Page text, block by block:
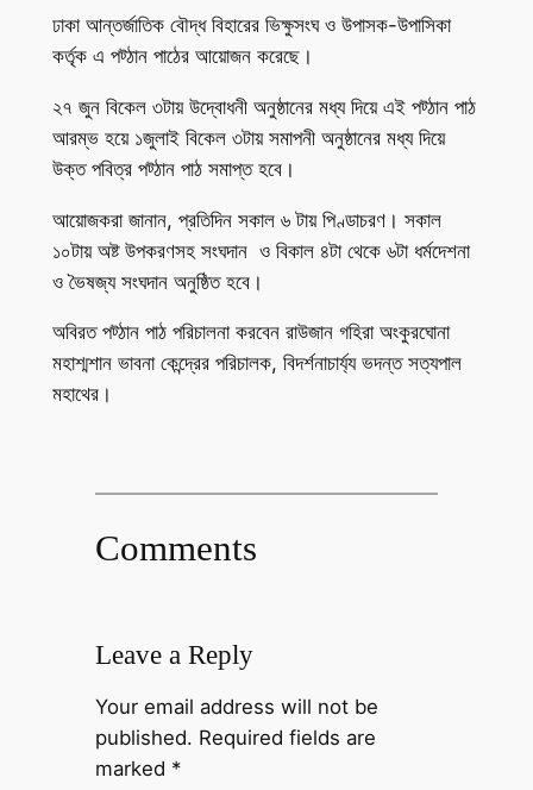
ঢাকা আন্তর্জাতিক বৌদ্ধ বিহারের ভিক্ষুসংঘ ও উপাসক-উপাসিকা
কর্তৃক এ পট্ঠান পাঠের আয়োজন করেছে।
২৭ জুন বিকেল ৩টায় উদ্বোধনী অনুষ্ঠানের মধ্য দিয়ে এই পট্ঠান পাঠ
আরম্ভ হয়ে ১জুলাই বিকেল ৩টায় সমাপনী অনুষ্ঠানের মধ্য দিয়ে
উক্ত পবিত্র পট্ঠান পাঠ সমাপ্ত হবে।
আয়োজকরা জানান, প্রতিদিন সকাল ৬ টায় পিণ্ডাচরণ। সকাল
১০টায় অষ্ট উপকরণসহ সংঘদান ও বিকাল ৪টা থেকে ৬টা ধর্মদেশনা
ও ভৈষজ্য সংঘদান অনুষ্ঠিত হবে।
অবিরত পট্ঠান পাঠ পরিচালনা করবেন রাউজান গহিরা অংকুরঘোনা
মহাশ্মশান ভাবনা কেন্দ্রের পরিচালক, বিদর্শনাচার্য্য ভদন্ত সত্যপাল
মহাথের।
Comments
Leave a Reply
Your email address will not be
published. Required fields are
marked *